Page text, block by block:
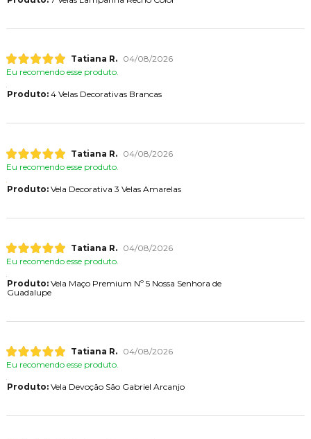
Tatiana R.
04/08/2026
Eu recomendo esse produto.
Produto:4 Velas Decorativas Brancas
Tatiana R.
04/08/2026
Eu recomendo esse produto.
Produto:Vela Decorativa 3 Velas Amarelas
Tatiana R.
04/08/2026
Eu recomendo esse produto.
Produto:Vela Maço Premium Nº 5 Nossa Senhora de
Guadalupe
Tatiana R.
04/08/2026
Eu recomendo esse produto.
Produto:Vela Devoção São Gabriel Arcanjo